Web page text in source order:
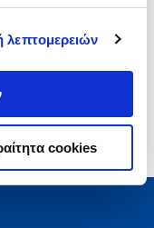
λεπτομερειών
cookies